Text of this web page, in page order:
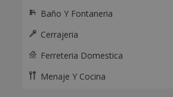
Baño Y Fontaneria
Cerrajeria
Ferreteria Domestica
Menaje Y Cocina